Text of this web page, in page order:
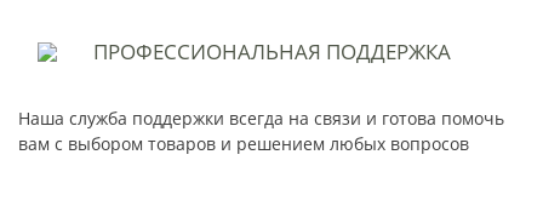
ПРОФЕССИОНАЛЬНАЯ ПОДДЕРЖКА
Наша служба поддержки всегда на связи и готова помочь
вам с выбором товаров и решением любых вопросов